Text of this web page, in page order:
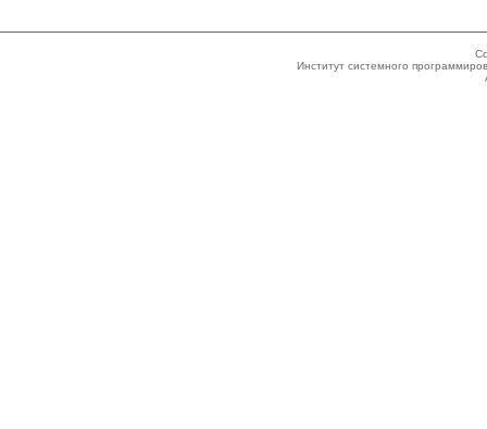
Институт системного